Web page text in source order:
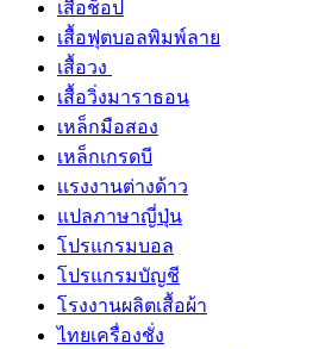
เสื้อช็อป
เสื้อฟุตบอลพิมพ์ลาย
เสื้อวง
เสื้อวิ่งมาราธอน
เหล็กมือสอง
เหล็กเกรดบี
เเรงงานต่างด้าว
แปลภาษาญี่ปุ่น
โปรแกรมบอล
โปรแกรมบัญชี
โรงงานผลิตเสื้อผ้า
ไทยเครื่องชั่ง